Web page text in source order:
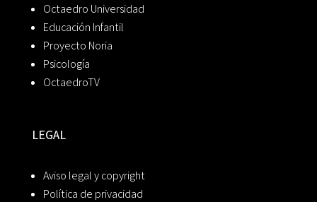
Octaedro Universidad
Educación Infantil
Proyecto Noria
Psicología
OctaedroTV
LEGAL
Aviso legal y copyright
Política de privacidad